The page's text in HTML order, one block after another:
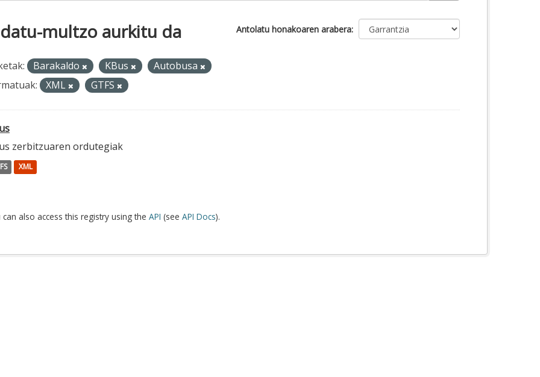
Antolatu honakoaren arabera
multzo aurkitu da
Barakaldo KBus
Autobusa
XML GTFS
zerbitzuaren ordutegiak
XML
can also access this registry using the API (see API Docs).